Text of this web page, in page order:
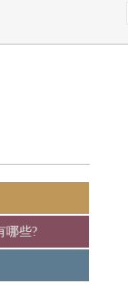
哪些?